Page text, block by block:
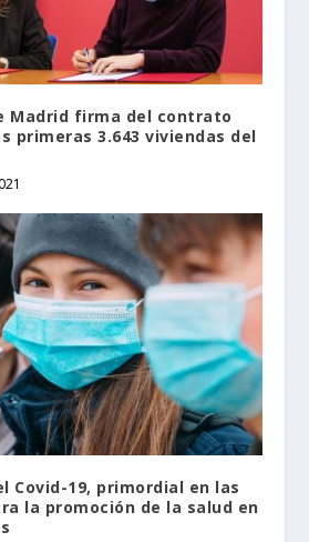
Madrid firma del contrato
primeras 3.643 viviendas del
Covid-19, primordial en las
la promoción de la salud en